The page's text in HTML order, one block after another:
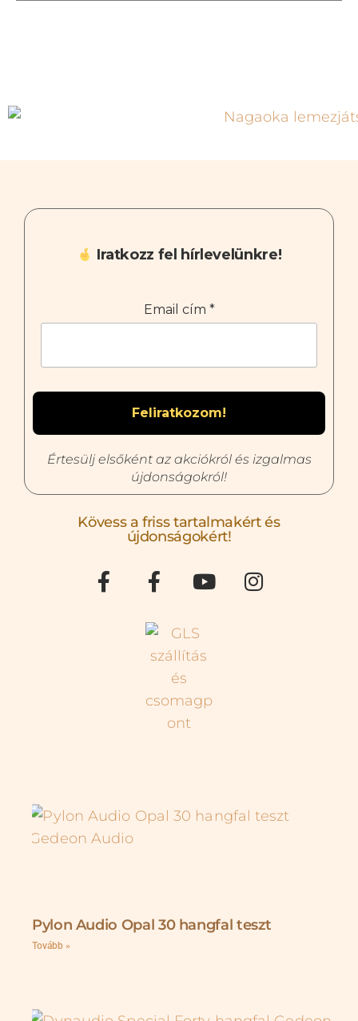
Iratkozz fel hírlevelünkre!
Email cím *
Értesülj elsőként az akciókról és izgalmas
újdonságokról!
Kövess a friss tartalmakért és
újdonságokért!
Pylon Audio Opal 30 hangfal teszt
Tovább »